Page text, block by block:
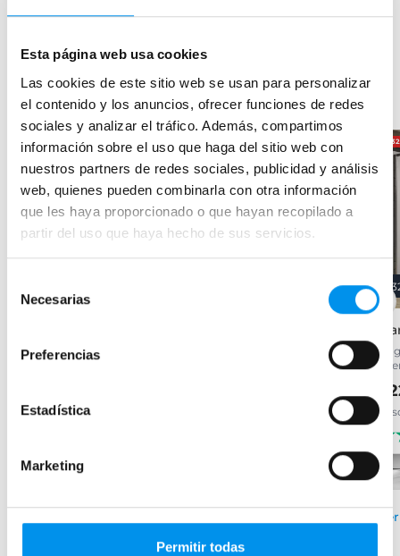
Esta página web usa cookies
Las cookies de este sitio web se usan para personalizar
el contenido y los anuncios, ofrecer funciones de redes
sociales y analizar el tráfico. Además, compartimos
información sobre el uso que haga del sitio web con
nuestros partners de redes sociales, publicidad y análisis
web, quienes pueden combinarla con otra información
que les haya proporcionado o que hayan recopilado a
partir del uso que haya hecho de sus servicios.
Necesarias
Preferencias
Estadística
Marketing
Permitir todas
Productos relacionados
-24.2% OFERTA
Emma
desde 66,65€/mes
Ver opciones›
OFERTA
(2 fijos + 2 correderas) acrílica
-